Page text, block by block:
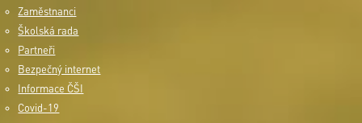
Zaměstnanci
Školská rada
Partneři
Bezpečný internet
Informace ČŠI
Covid-19